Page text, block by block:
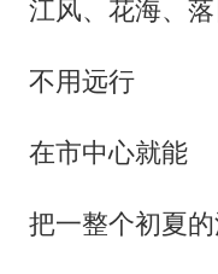
江风、花海、
不用远行
在市中心就能
把一整个初夏